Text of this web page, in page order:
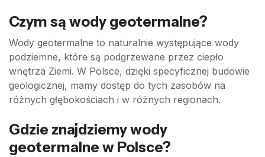
Czym są wody geotermalne?
Wody geotermalne to naturalnie występujące wody
podziemne, które są podgrzewane przez ciepło
wnętrza Ziemi. W Polsce, dzięki specyficznej budowie
geologicznej, mamy dostęp do tych zasobów na
różnych głębokościach i w różnych regionach.
Gdzie znajdziemy wody
geotermalne w Polsce?